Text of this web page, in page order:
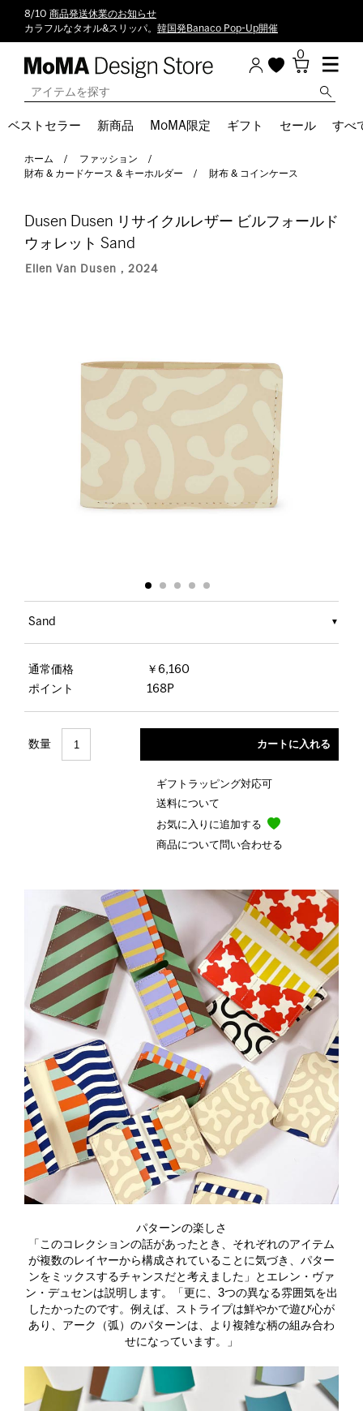
8/10 商品発送休業のお知らせ
カラフルなタオル&スリッパ。 韓国発Banaco Pop-Up開催
0
ベストセラー 新商品 MoMA限定 ギフト セール すべ
ホーム
ファッション
財布 & カードケース & キーホルダー
財布 & コインケース
Dusen Dusen リサイクルレザー ビルフォールド
ウォレット Sand
Ellen Van Dusen，2024
Sand
通常価格
￥6,160
ポイント
168P
数量
ギフトラッピング対応可
送料について
お気に入りに追加する
商品について問い合わせる
パターンの楽しさ
「このコレクションの話があったとき、それぞれのアイテム
が複数のレイヤーから構成されていることに気づき、パター
ンをミックスするチャンスだと考えました」とエレン・ヴァ
ン・デュセンは説明します。「更に、3つの異なる雰囲気を出
したかったのです。例えば、ストライプは鮮やかで遊び心が
あり、アーク（弧）のパターンは、より複雑な柄の組み合わ
せになっています。」